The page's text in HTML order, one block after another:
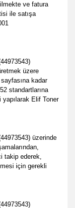
ve fatura
ile satışa
üzere
kadar
standartlarına
Elif Toner
üzerinde
takip ederek,
için gerekli